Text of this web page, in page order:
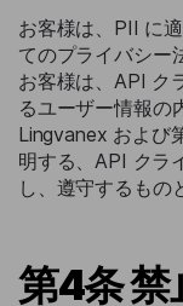
お客様は、PII に
てのプライバシー
お客様は、API ク
るユーザー情報の
Lingvanex および
明する、API クラ
し、遵守するもの
第4条 禁